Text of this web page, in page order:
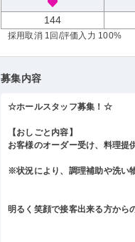
144
採用取消 1回 /評価入力 100%
募集内容
☆ホールスタッフ募集！☆
【おしごと内容】
お客様のオーダー受け、料理提
※状況により、調理補助や洗い
明るく笑顔で接客出来る方から